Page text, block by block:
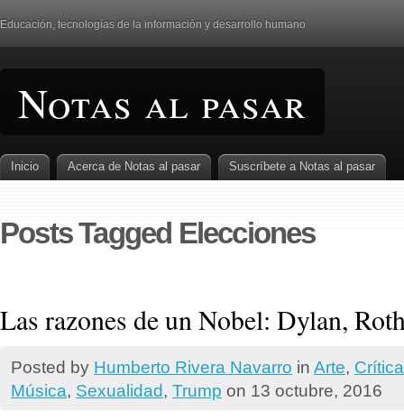
Educación, tecnologí­as de la información y desarrollo humano
Notas al pasar
Inicio Acerca de Notas al pasar Suscrí­bete a Notas al pasar
Posts Tagged Elecciones
Las razones de un Nobel: Dylan,
Posted by Humberto Rivera Navarro in Arte, Crí­tica
Música, Sexualidad, Trump on 13 octubre, 2016